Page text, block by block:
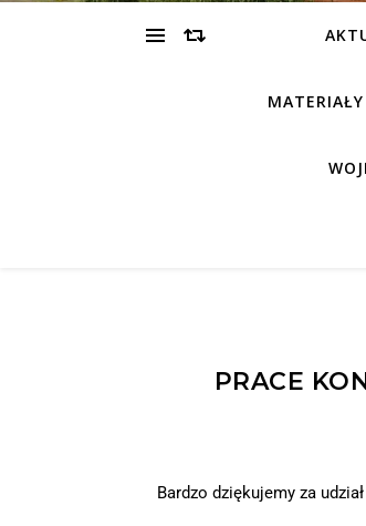
PRACE
Bardzo dziękujemy za